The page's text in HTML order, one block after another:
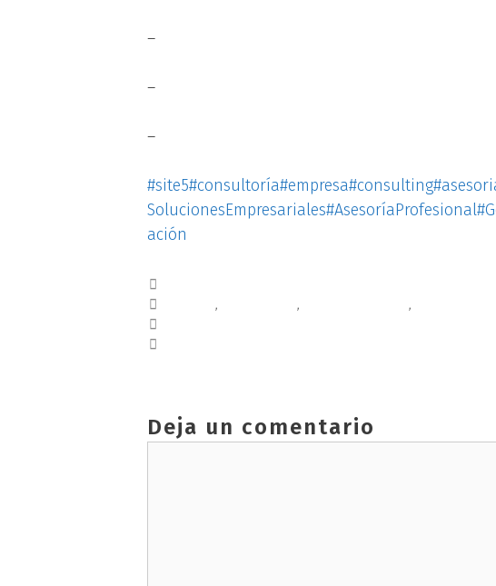
–
–
–
#site5#consultoría#empresa#consulting
SolucionesEmpresariales#AsesoríaProfesional
ación
calidad, consultoría, MEDIOAMBIENTE,
Deja un comentario